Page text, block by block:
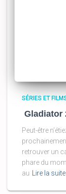
SÉRIES ET
Gladiator
Peut-être
retrouver un
phare du
au
Lire la suite